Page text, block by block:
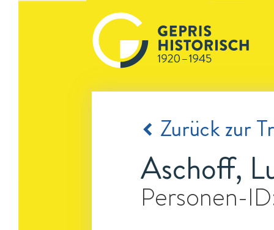
Zurück zur
Aschoff,
Personen-